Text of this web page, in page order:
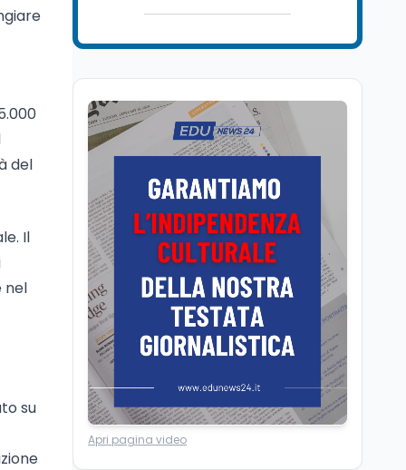
del
Il
nel
su
reattori spenti
Scuola 6 ago
Posizioni economiche
ATA: la matematica
4.150 euro
Cultura6 ago
Spesa culturale in
Lombardia da record,
Sud triplica
Cultura6 ago
Francesco Guccini si è
spento a Pàvana: addio
Ricerca6 ago
Un secolo di Warburg: il
Apri pagina video